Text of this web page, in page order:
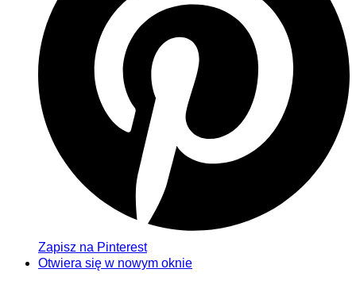
Zapisz na Pinterest
Otwiera się w nowym oknie